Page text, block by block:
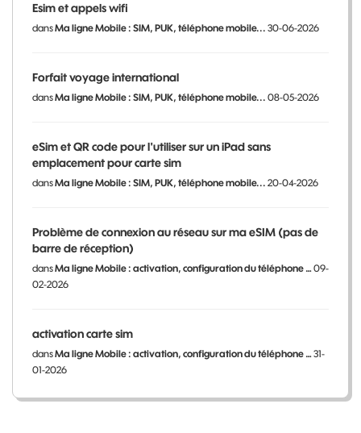
Esim et appels wifi
dansMa ligne Mobile : SIM, PUK, téléphone mobile... 30-06-2026
Forfait voyage international
dansMa ligne Mobile : SIM, PUK, téléphone mobile... 08-05-2026
eSim et QR code pour l'utiliser sur un iPad sans
emplacement pour carte sim
dansMa ligne Mobile : SIM, PUK, téléphone mobile... 20-04-2026
Problème de connexion au réseau sur ma eSIM (pas de
barre de réception)
dansMa ligne Mobile : activation, configuration du téléphone …09-
02-2026
activation carte sim
dansMa ligne Mobile : activation, configuration du téléphone …31-
01-2026